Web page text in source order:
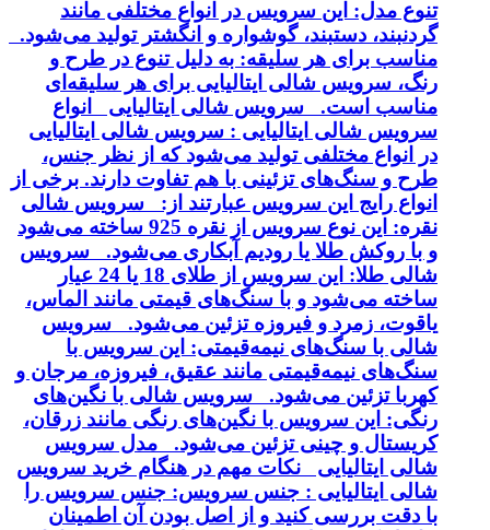
تنوع مدل: این سرویس در انواع مختلفی مانند
گردنبند، دستبند، گوشواره و انگشتر تولید می‌شود.
مناسب برای هر سلیقه: به دلیل تنوع در طرح و
رنگ، سرویس شالی ایتالیایی برای هر سلیقه‌ای
مناسب است. سرویس شالی ایتالیایی انواع
سرویس شالی ایتالیایی : سرویس شالی ایتالیایی
در انواع مختلفی تولید می‌شود که از نظر جنس،
طرح و سنگ‌های تزئینی با هم تفاوت دارند. برخی از
انواع رایج این سرویس عبارتند از: سرویس شالی
نقره: این نوع سرویس از نقره 925 ساخته می‌شود
و با روکش طلا یا رودیم آبکاری می‌شود. سرویس
شالی طلا: این سرویس از طلای 18 یا 24 عیار
ساخته می‌شود و با سنگ‌های قیمتی مانند الماس،
یاقوت، زمرد و فیروزه تزئین می‌شود. سرویس
شالی با سنگ‌های نیمه‌قیمتی: این سرویس با
سنگ‌های نیمه‌قیمتی مانند عقیق، فیروزه، مرجان و
کهربا تزئین می‌شود. سرویس شالی با نگین‌های
رنگی: این سرویس با نگین‌های رنگی مانند زرقان،
کریستال و چینی تزئین می‌شود. مدل سرویس
شالی ایتالیایی نکات مهم در هنگام خرید سرویس
شالی ایتالیایی : جنس سرویس: جنس سرویس را
با دقت بررسی کنید و از اصل بودن آن اطمینان